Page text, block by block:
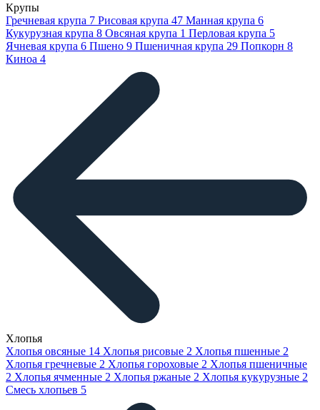
Крупы
Гречневая крупа 7 Рисовая крупа 47 Манная крупа 6
Кукурузная крупа 8 Овсяная крупа 1 Перловая крупа 5
Ячневая крупа 6 Пшено 9 Пшеничная крупа 29 Попкорн 8
Киноа 4
Хлопья
Хлопья овсяные 14 Хлопья рисовые 2 Хлопья пшенные 2
Хлопья гречневые 2 Хлопья гороховые 2 Хлопья пшеничные
2 Хлопья ячменные 2 Хлопья ржаные 2 Хлопья кукурузные 2
Смесь хлопьев 5